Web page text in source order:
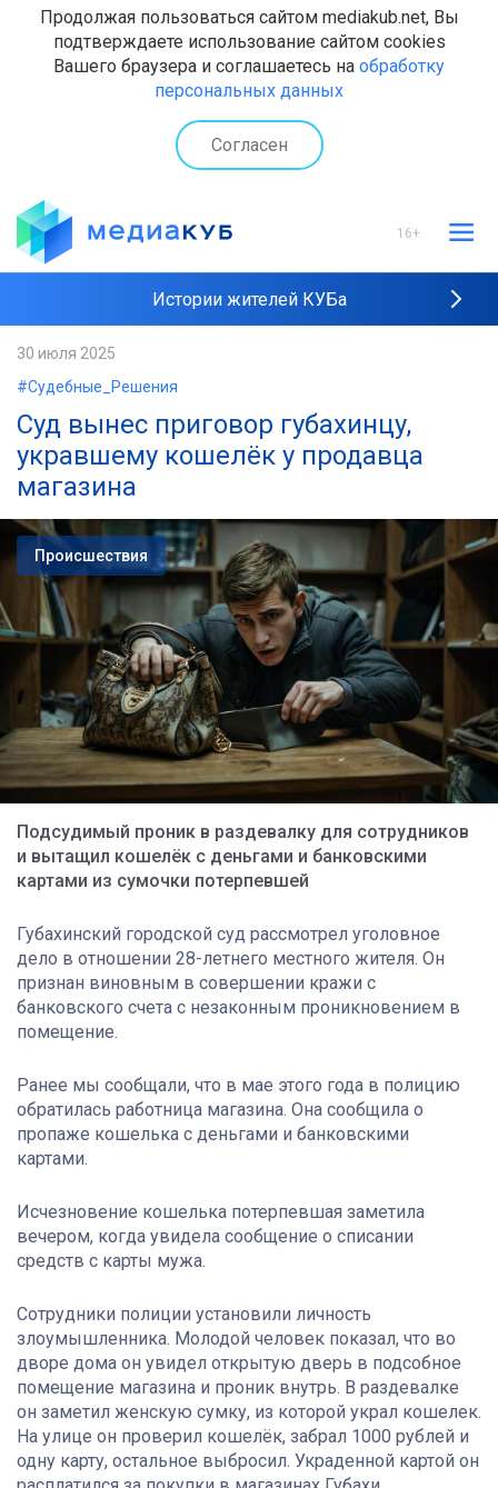
Продолжая пользоваться сайтом mediakub.net, Вы
подтверждаете использование сайтом cookies
Вашего браузера и соглашаетесь на обработку
персональных данных
Согласен
16+
Истории жителей КУБа
Наши интервью
30 июля 2025
#Судебные_Решения
Суд вынес приговор губахинцу,
укравшему кошелёк у продавца
магазина
Происшествия
Подсудимый проник в раздевалку для сотрудников
и вытащил кошелёк с деньгами и банковскими
картами из сумочки потерпевшей
Губахинский городской суд рассмотрел уголовное
дело в отношении 28-летнего местного жителя. Он
признан виновным в совершении кражи с
банковского счета с незаконным проникновением в
помещение.
Ранее мы сообщали, что в мае этого года в полицию
обратилась работница магазина. Она сообщила о
пропаже кошелька с деньгами и банковскими
картами.
Исчезновение кошелька потерпевшая заметила
вечером, когда увидела сообщение о списании
средств с карты мужа.
Сотрудники полиции установили личность
злоумышленника. Молодой человек показал, что во
дворе дома он увидел открытую дверь в подсобное
помещение магазина и проник внутрь. В раздевалке
он заметил женскую сумку, из которой украл кошелек.
На улице он проверил кошелёк, забрал 1000 рублей и
одну карту, остальное выбросил. Украденной картой он